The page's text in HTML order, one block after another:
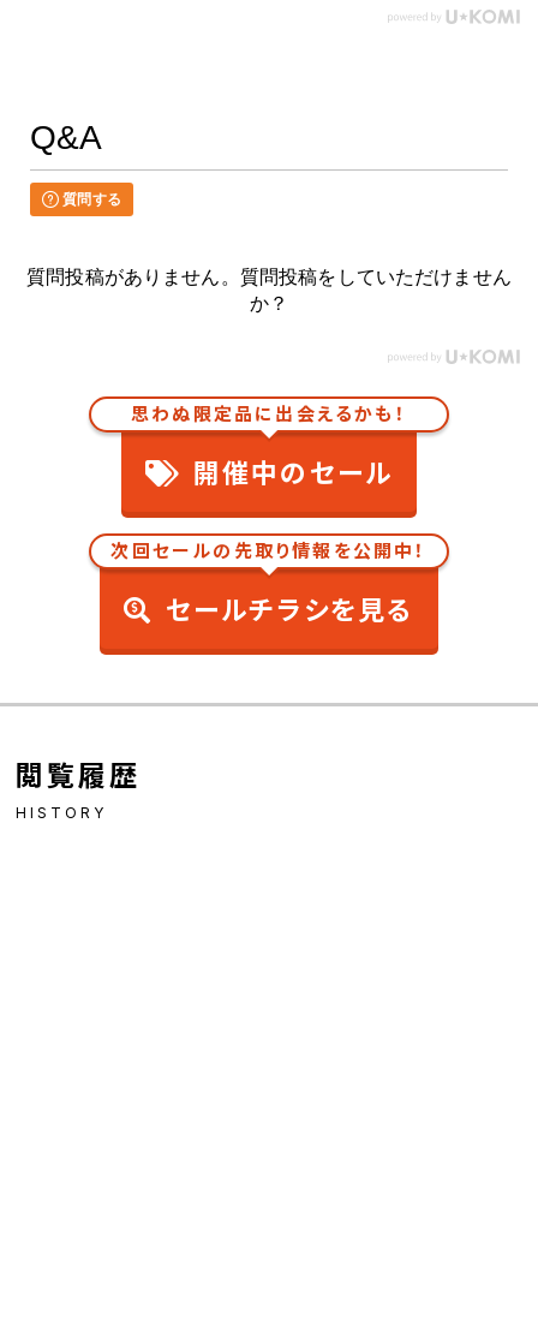
Q&A
質問する
質問投稿がありません。質問投稿をしていただけません
か？
思わぬ限定品に出会えるかも！
開催中のセール
次回セールの先取り情報を公開中！
セールチラシを見る
閲覧履歴
HISTORY